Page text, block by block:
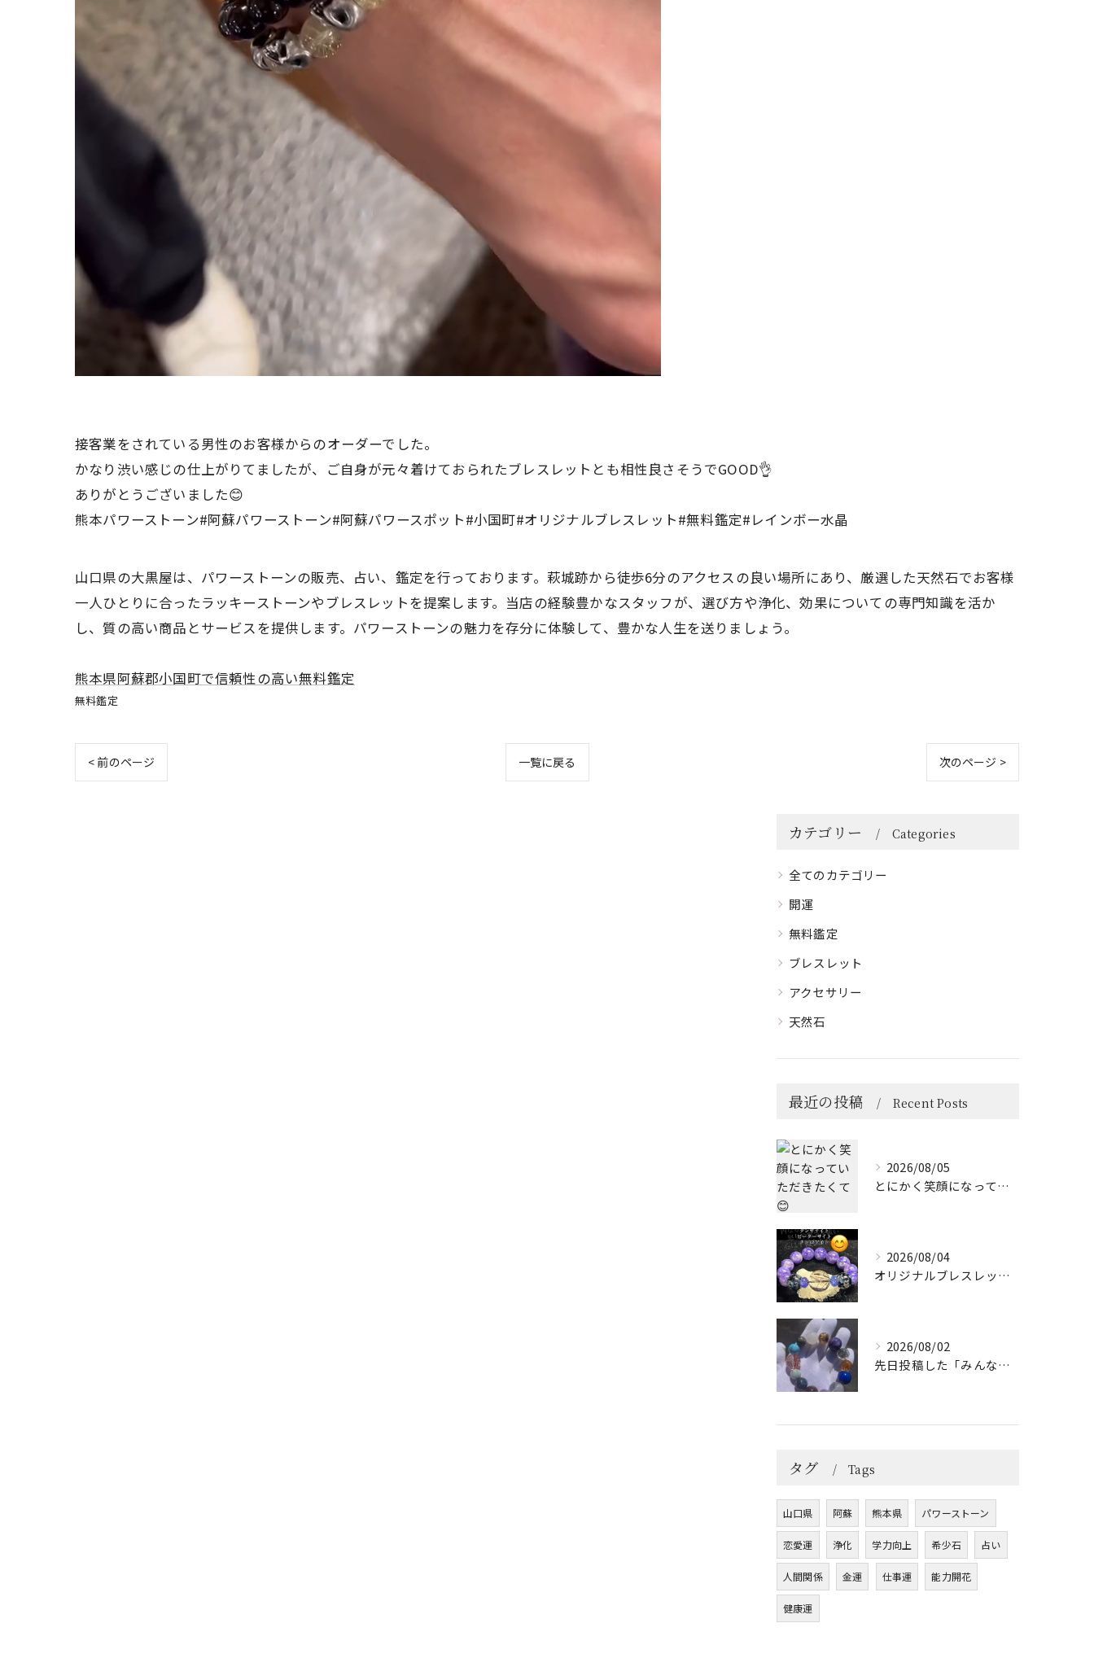
接客業をされている男性のお客様からのオーダーでした。
かなり渋い感じの仕上がりてましたが、ご自身が元々着けておられたブレスレットとも相性良さそうでGOOD👌
ありがとうございました😊
熊本パワーストーン#阿蘇パワーストーン#阿蘇パワースポット#小国町#オリジナルブレスレット#無料鑑定#レインボー水晶
山口県の大黒屋は、パワーストーンの販売、占い、鑑定を行っております。萩城跡から徒歩6分のアクセスの良い場所にあり、厳選した天然石でお客様
一人ひとりに合ったラッキーストーンやブレスレットを提案します。当店の経験豊かなスタッフが、選び方や浄化、効果についての専門知識を活か
し、質の高い商品とサービスを提供します。パワーストーンの魅力を存分に体験して、豊かな人生を送りましょう。
熊本県阿蘇郡小国町で信頼性の高い無料鑑定
無料鑑定
< 前のページ 一覧に戻る 次のページ >
カテゴリー Categories
全てのカテゴリー
開運
無料鑑定
ブレスレット
アクセサリー
天然石
最近の投稿 Recent Posts
2026/08/05
とにかく笑顔になっていただきたくて😊
2026/08/04
オリジナルブレスレット作成してみました😊
2026/08/02
先日投稿した「みんなを笑顔にしてくれるブレスレット」に
タグ Tags
山口県 阿蘇 熊本県 パワーストーン
恋愛運 浄化 学力向上 希少石 占い
人間関係 金運 仕事運 能力開花
健康運